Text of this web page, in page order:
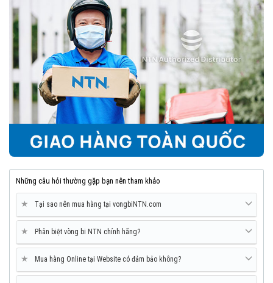
Những câu hỏi thường gặp bạn nên tham khảo
★ Tại sao nên mua hàng tại vongbiNTN.com
★ Phân biệt vòng bi NTN chính hãng?
★ Mua hàng Online tại Website có đảm bảo không?